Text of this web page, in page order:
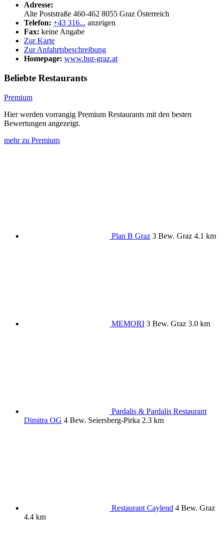
Adresse:
Alte Poststraße 460-462 8055 Graz Österreich
Telefon: +43 316... anzeigen
Fax: keine Angabe
Zur Karte
Zur Anfahrtsbeschreibung
Homepage: www.bur-graz.at
Beliebte Restaurants
Premium
Hier werden vorrangig Premium Restaurants mit den besten
Bewertungen angezeigt.
mehr zu Premium
Plan B Graz 3 Bew. Graz 4.1 km
MEMORI 3 Bew. Graz 3.0 km
Pardalis & Pardalis Restaurant
Dimitra OG 4 Bew. Seiersberg-Pirka 2.3 km
Restaurant Caylend 4 Bew. Graz
4.4 km